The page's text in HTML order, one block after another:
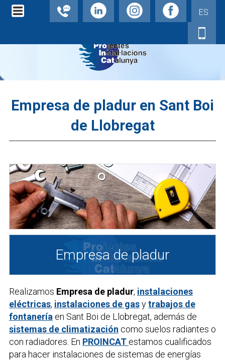
ES
Empresa de pladur en Sant Boi
de Llobregat
Empresa de pladur
Realizamos Empresa de pladur, instalaciones
eléctricas, instalaciones de gasytrabajos de
fontanería en Sant Boi de Llobregat, además de
sistemas de climatización como suelos radiantes o
con radiadores. En PROINCAT estamos cualificados
para hacer instalaciones de sistemas de energías